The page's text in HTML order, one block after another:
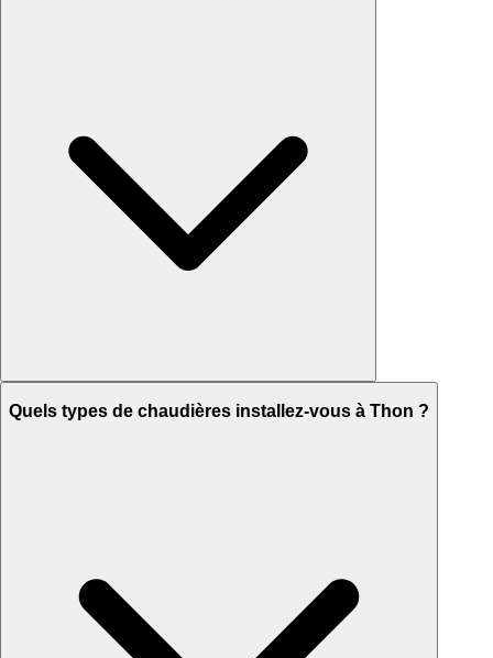
Quels types de chaudières installez-vous à Thon ?